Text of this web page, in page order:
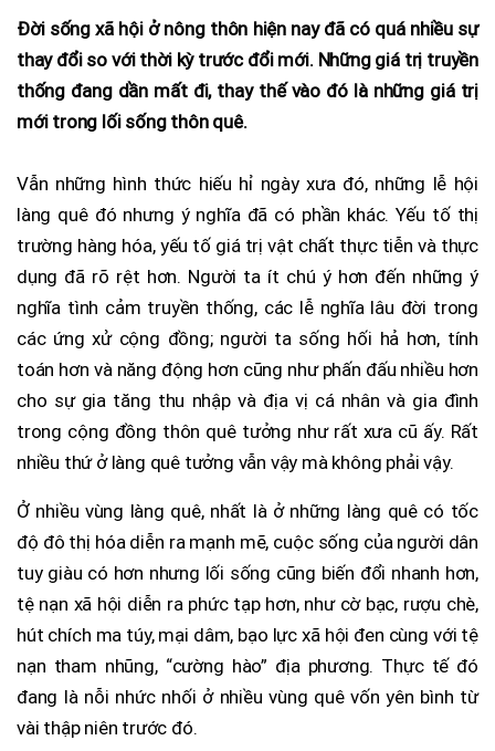
Đời sống xã hội ở nông thôn hiện nay đã có quá nhiều sự
thay đổi so với thời kỳ trước đổi mới. Những giá trị truyền
thống đang dần mất đi, thay thế vào đó là những giá trị
mới trong lối sống thôn quê.
Vẫn những hình thức hiếu hỉ ngày xưa đó, những lễ hội
làng quê đó nhưng ý nghĩa đã có phần khác. Yếu tố thị
trường hàng hóa, yếu tố giá trị vật chất thực tiễn và thực
dụng đã rõ rệt hơn. Người ta ít chú ý hơn đến những ý
nghĩa tình cảm truyền thống, các lễ nghĩa lâu đời trong
các ứng xử cộng đồng; người ta sống hối hả hơn, tính
toán hơn và năng động hơn cũng như phấn đấu nhiều hơn
cho sự gia tăng thu nhập và địa vị cá nhân và gia đình
trong cộng đồng thôn quê tưởng như rất xưa cũ ấy. Rất
nhiều thứ ở làng quê tưởng vẫn vậy mà không phải vậy.
Ở nhiều vùng làng quê, nhất là ở những làng quê có tốc
độ đô thị hóa diễn ra mạnh mẽ, cuộc sống của người dân
tuy giàu có hơn nhưng lối sống cũng biến đổi nhanh hơn,
tệ nạn xã hội diễn ra phức tạp hơn, như cờ bạc, rượu chè,
hút chích ma túy, mại dâm, bạo lực xã hội đen cùng với tệ
nạn tham nhũng, “cường hào” địa phương. Thực tế đó
đang là nỗi nhức nhối ở nhiều vùng quê vốn yên bình từ
vài thập niên trước đó.